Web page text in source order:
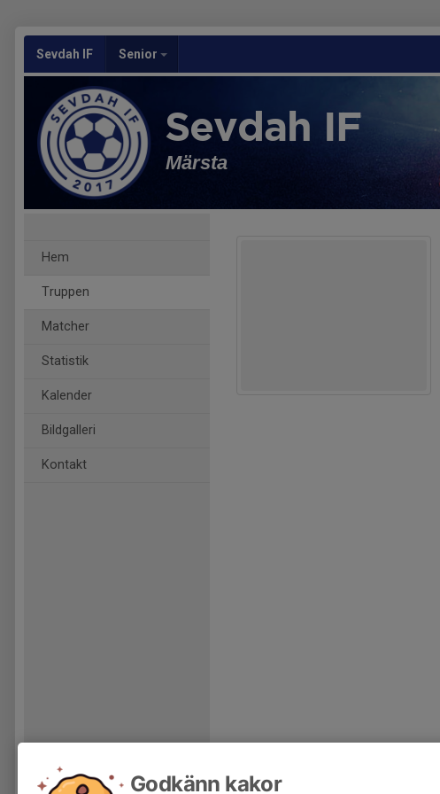
Sevdah IF Senior
Sevdah IF
Märsta
Hem
Truppen
Matcher
Statistik
Kalender
Bildgalleri
Kontakt
Godkänn kakor